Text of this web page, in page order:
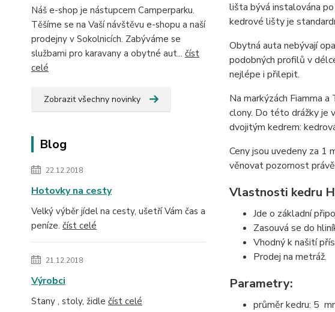
Náš e-shop je nástupcem Camperparku.
Těšíme se na Vaší návštěvu e-shopu a naší
prodejny v Sokolnicích. Zabýváme se
službami pro karavany a obytné aut... číst
celé
Zobrazit všechny novinky
Blog
22.12.2018
Hotovky na cesty
Velký výběr jídel na cesty, ušetří Vám čas a
peníze. číst celé
21.12.2018
Výrobci
Stany , stoly, židle číst celé
lišta bývá instalována
kedrové lišty je
Obytná auta nebývají
podobných profilů v
nejlépe i přilepit.
Na markýzách Fiamma
clony. Do této drážky je
dvojitým kedrem:
Ceny jsou uvedeny za
věnovat pozornost
Vlastnosti kedru
Jde o základní
Zasouvá se do
Vhodný k našití
Prodej na metráž.
Parametry:
průměr kedru: 5